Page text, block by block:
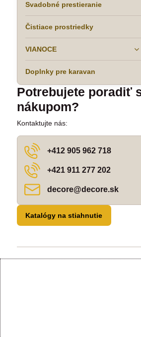
Svadobné prestieranie
Čistiace prostriedky
VIANOCE
Doplnky pre karavan
Potrebujete poradiť
nákupom?
Kontaktujte nás:
+412 905 962 718
+421 911 277 202
decore​@decore​.sk
Katalógy na stiahnutie